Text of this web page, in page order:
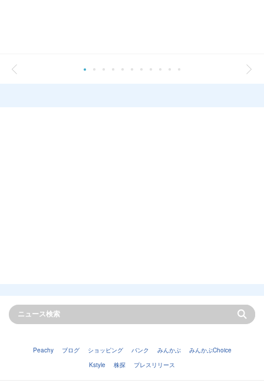
Peachy ブログ ショッピング バンク みんかぶ
みんかぶChoice
Kstyle
株探 プレスリリース